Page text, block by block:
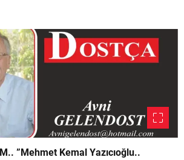
“HER KENT’E LAZIM.. ”Mehmet Kemal Yazıcıoğlu..